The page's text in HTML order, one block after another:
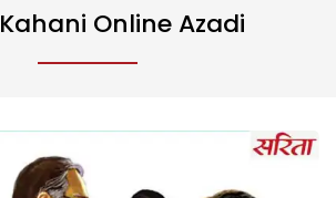
Online Azadi